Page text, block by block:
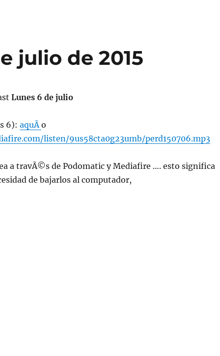
julio de 2015
Lunes 6 de julio
6): aquÃ­o
listen/9us58cta0g23umb/perd150706.mp3
a travÃ©s de Podomatic y Mediafire …. esto significa
de bajarlos al computador,